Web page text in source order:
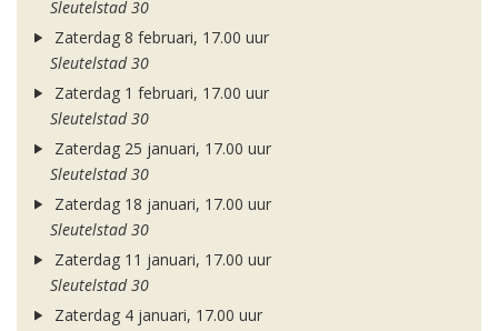
Sleutelstad 30
Zaterdag 8 februari, 17.00 uur
Sleutelstad 30
Zaterdag 1 februari, 17.00 uur
Sleutelstad 30
Zaterdag 25 januari, 17.00 uur
Sleutelstad 30
Zaterdag 18 januari, 17.00 uur
Sleutelstad 30
Zaterdag 11 januari, 17.00 uur
Sleutelstad 30
Zaterdag 4 januari, 17.00 uur